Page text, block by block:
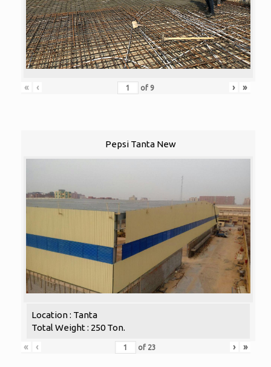
« ‹ of 9 › »
Pepsi Tanta New
Location : Tanta
Total Weight : 250 Ton.
«
‹ of 23 › »